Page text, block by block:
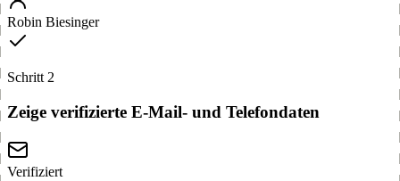
Robin Biesinger
Schritt 2
Zeige verifizierte E-Mail- und Telefondaten
Verifiziert